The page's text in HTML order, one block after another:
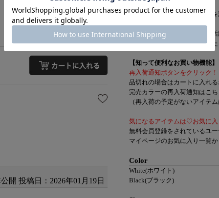
長めのサテンリボンが抜け感
デイリー使いやお出かけに大
オケージョンシーンにもぴっ
【知って便利なお買い物機能】
再入荷通知ボタンをクリック！
品切れの場合はカートに入れ
完売カラーの再入荷通知はこ
（再入荷の予定がないアイテ
気になるアイテムは♡お気に入
無料会員登録をされているユ
マイページのお気に入り一覧
Color
White(ホワイト)
Black(ブラック)
開 投稿日：2026年01月19日